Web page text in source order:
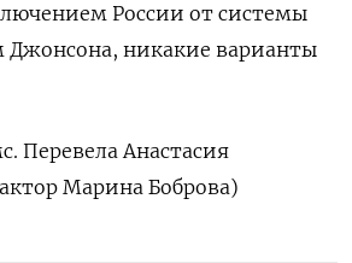
России от системы
Джонсона, никакие варианты
Перевела Анастасия
Марина Боброва)